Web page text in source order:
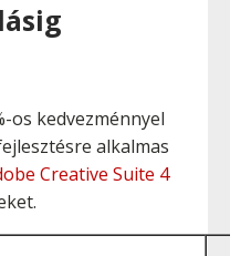
os kedvezménnyel
alkalmas
Creative Suite 4